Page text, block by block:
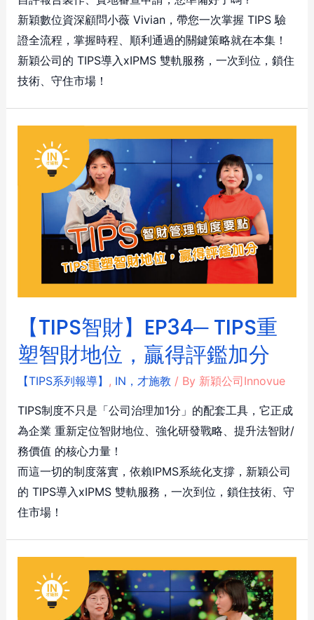
新穎數位資深顧問小薇 Vivian，帶您一次掌握 TIPS 驗
證全流程，掌握時程、順利通過的關鍵策略就在本集！
新穎公司的 TIPS導入xIPMS 雙軌服務，一次到位，鎖住
技術、守住市場！
【TIPS智財】EP34─ TIPS重
塑智財地位，贏得評鑑加分
【TIPS系列報導】 , IN，才施教 / By 新穎公司Innovue
TIPS制度不只是「公司治理加1分」的配套工具，它正成
為企業 重新定位智財地位、強化研發戰略、提升法智財/
務價值 的核心力量！
而這一切的制度落實，依賴IPMS系統化支撐，新穎公司
的 TIPS導入xIPMS 雙軌服務，一次到位，鎖住技術、守
住市場！